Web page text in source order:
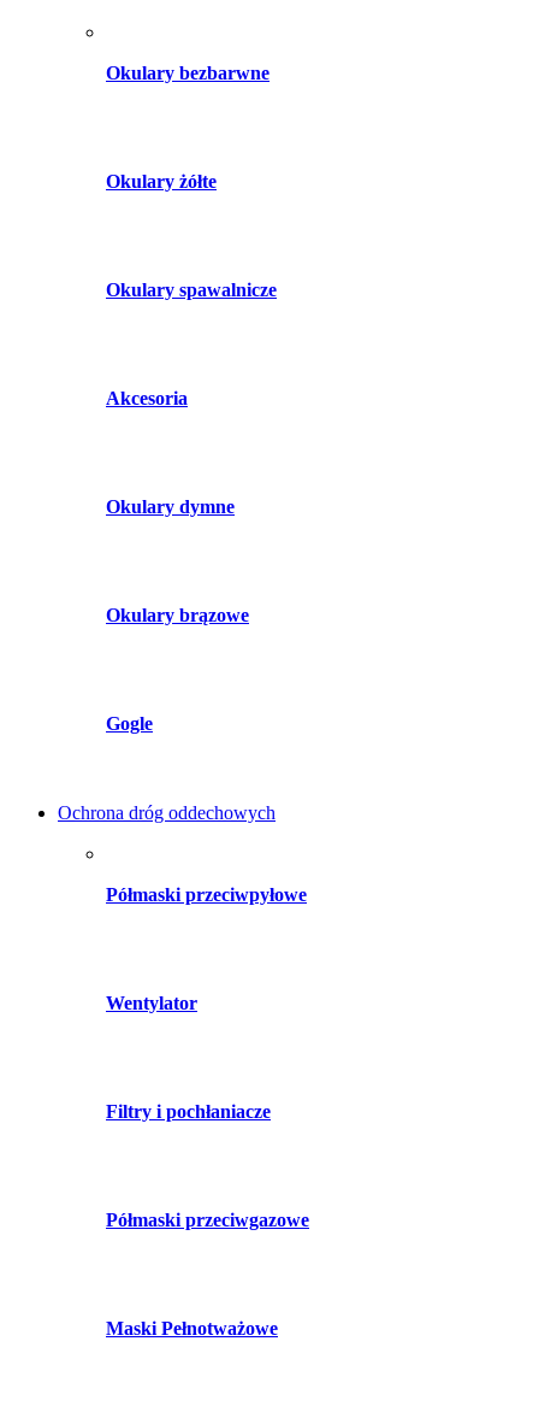
Okulary bezbarwne
Okulary żółte
Okulary spawalnicze
Akcesoria
Okulary dymne
Okulary brązowe
Gogle
Ochrona dróg oddechowych
Półmaski przeciwpyłowe
Wentylator
Filtry i pochłaniacze
Półmaski przeciwgazowe
Maski Pełnotważowe